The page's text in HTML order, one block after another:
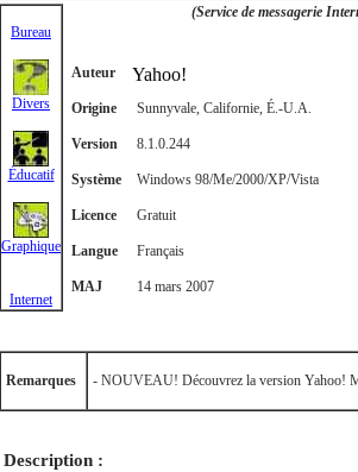
Bureau
Divers
Éducatif
Graphique
Internet
(Service de messagerie
Auteur Yahoo!
Origine Sunnyvale, Californie, É.-U.A.
Version 8.1.0.244
Système Windows 98/Me/2000/XP/Vista
Licence Gratuit
Langue Français
MAJ 14 mars 2007
Remarques - NOUVEAU! Découvrez la version Yahoo!
Description :